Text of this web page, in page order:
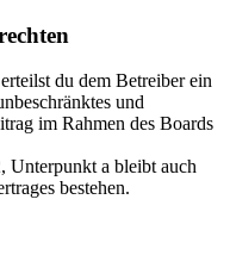
du dem Betreiber ein
und
im Rahmen des Boards
Unterpunkt a bleibt auch
bestehen.